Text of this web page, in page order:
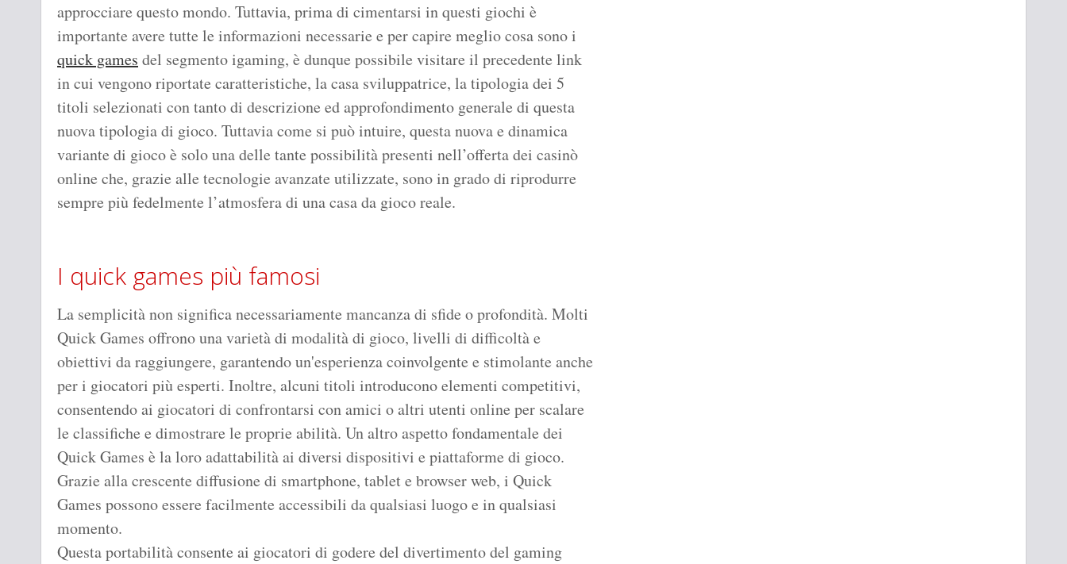
approcciare questo mondo. Tuttavia, prima di cimentarsi in questi giochi è
importante avere tutte le informazioni necessarie e per capire meglio cosa sono i
quick games del segmento igaming, è dunque possibile visitare il precedente link
in cui vengono riportate caratteristiche, la casa sviluppatrice, la tipologia dei 5
titoli selezionati con tanto di descrizione ed approfondimento generale di questa
nuova tipologia di gioco. Tuttavia come si può intuire, questa nuova e dinamica
variante di gioco è solo una delle tante possibilità presenti nell’offerta dei casinò
online che, grazie alle tecnologie avanzate utilizzate, sono in grado di riprodurre
sempre più fedelmente l’atmosfera di una casa da gioco reale.
I quick games più famosi
La semplicità non significa necessariamente mancanza di sfide o profondità. Molti
Quick Games offrono una varietà di modalità di gioco, livelli di difficoltà e
obiettivi da raggiungere, garantendo un'esperienza coinvolgente e stimolante anche
per i giocatori più esperti. Inoltre, alcuni titoli introducono elementi competitivi,
consentendo ai giocatori di confrontarsi con amici o altri utenti online per scalare
le classifiche e dimostrare le proprie abilità. Un altro aspetto fondamentale dei
Quick Games è la loro adattabilità ai diversi dispositivi e piattaforme di gioco.
Grazie alla crescente diffusione di smartphone, tablet e browser web, i Quick
Games possono essere facilmente accessibili da qualsiasi luogo e in qualsiasi
momento.
Questa portabilità consente ai giocatori di godere del divertimento del gaming